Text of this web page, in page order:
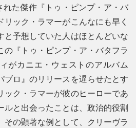
た傑作『トゥ・ピンプ・ア・バ
ック・ラマーがこんなにも早く
と予想していた人はほとんどいな
の『トゥ・ピンプ・ア・バタフラ
がカニエ・ウェストのアルバム
ブロ』のリリースを遅らせたとす
ック・ラマーが彼のヒーローであ
ルと出会ったことは、政治的役割
その顕著な例として、クリーヴラ